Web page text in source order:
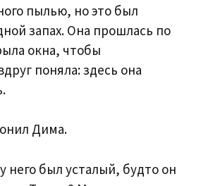
пылью, но это был
запах. Она прошлась по
окна, чтобы
поняла: здесь она
Дима.
него был усталый, будто он